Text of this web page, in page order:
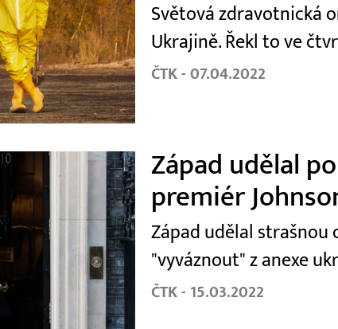
Světová zdravotnická
Ukrajině. Řekl to ve
ČTK - 07.04.2022
Západ udělal
premiér
Západ udělal strašnou
"vyváznout" z anexe
ČTK - 15.03.2022